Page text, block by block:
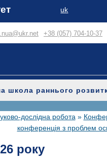
uk
+38 (057) 704-10-37
школа раннього
дослідна робота »
конференція з проблем
року